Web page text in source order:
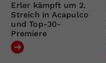
Erler kämpft um 2.
Streich in Acapulco
und Top-30-
Premiere